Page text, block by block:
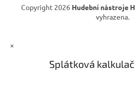
Copyright 2026 Hudební nástroje
vyhrazena.
×
Splátková